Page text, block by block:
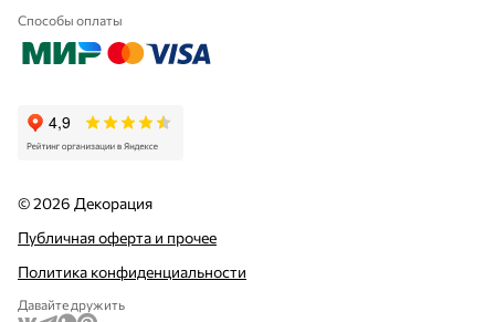
Способы оплаты
© 2026 Декорация
Публичная оферта и прочее
Политика конфиденциальности
Давайте дружить